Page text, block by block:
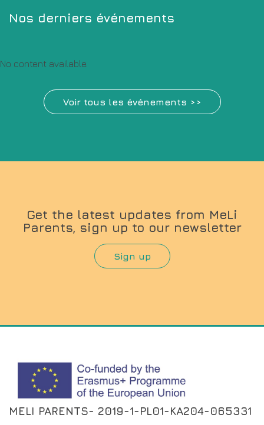
Nos derniers événements
No content available.
Voir tous les événements >>
Get the latest updates from MeLi
Parents, sign up to our newsletter
Sign up
MELI PARENTS- 2019-1-PL01-KA204-065331